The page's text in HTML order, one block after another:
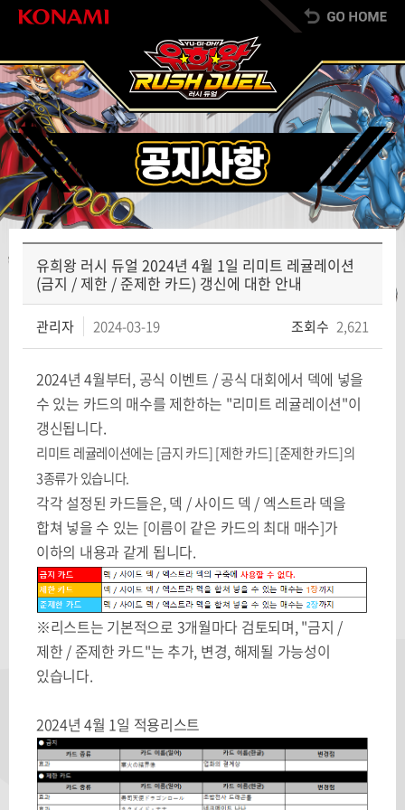
유희왕 러시 듀얼 2024년 4월 1일 리미트 레귤레이션
(금지 / 제한 / 준제한 카드) 갱신에 대한 안내
관리자 2024-03-19 조회수 2,621
2024년 4월부터, 공식 이벤트 / 공식 대회에서 덱에 넣을
수 있는 카드의 매수를 제한하는 "리미트 레귤레이션"이
갱신됩니다.
리미트 레귤레이션에는 [금지 카드] [제한 카드] [준제한 카드]의
3종류가 있습니다.
각각 설정된 카드들은, 덱 / 사이드 덱 / 엑스트라 덱을
합쳐 넣을 수 있는 [이름이 같은 카드의 최대 매수]가
이하의 내용과 같게 됩니다.
※리스트는 기본적으로 3개월마다 검토되며, "금지 /
제한 / 준제한 카드"는 추가, 변경, 해제될 가능성이
있습니다.
2024년 4월 1일 적용리스트